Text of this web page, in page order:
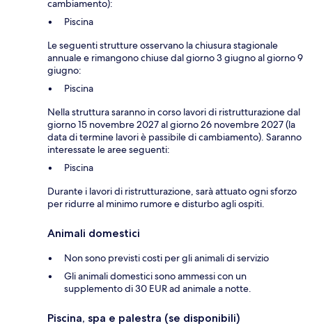
cambiamento):
Piscina
Le seguenti strutture osservano la chiusura stagionale
annuale e rimangono chiuse dal giorno 3 giugno al giorno 9
giugno:
Piscina
Nella struttura saranno in corso lavori di ristrutturazione dal
giorno 15 novembre 2027 al giorno 26 novembre 2027 (la
data di termine lavori è passibile di cambiamento). Saranno
interessate le aree seguenti:
Piscina
Durante i lavori di ristrutturazione, sarà attuato ogni sforzo
per ridurre al minimo rumore e disturbo agli ospiti.
Animali domestici
Non sono previsti costi per gli animali di servizio
Gli animali domestici sono ammessi con un
supplemento di 30 EUR ad animale a notte.
Piscina, spa e palestra (se disponibili)